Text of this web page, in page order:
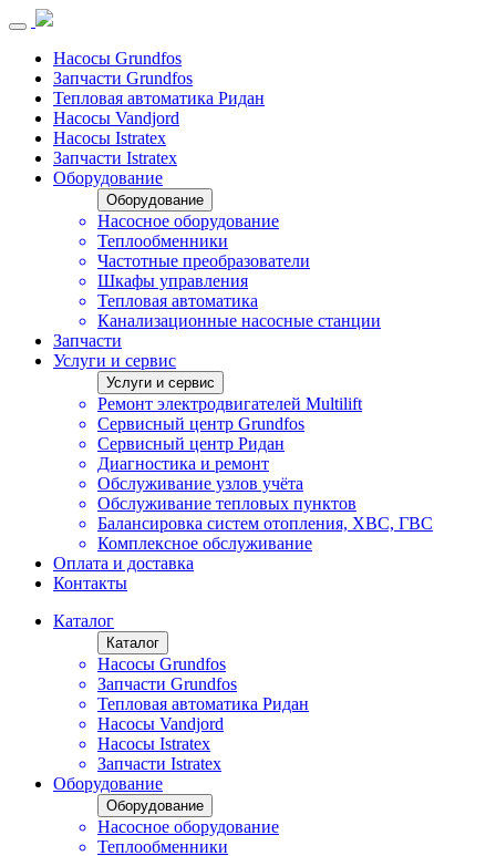
Насосы Grundfos
Запчасти Grundfos
Тепловая автоматика Ридан
Насосы Vandjord
Насосы Istratex
Запчасти Istratex
Оборудование
Оборудование
Насосное оборудование
Теплообменники
Частотные преобразователи
Шкафы управления
Тепловая автоматика
Канализационные насосные станции
Запчасти
Услуги и сервис
Услуги и сервис
Ремонт электродвигателей Multilift
Сервисный центр Grundfos
Сервисный центр Ридан
Диагностика и ремонт
Обслуживание узлов учёта
Обслуживание тепловых пунктов
Балансировка систем отопления, ХВС, ГВС
Комплексное обслуживание
Оплата и доставка
Контакты
Каталог
Каталог
Насосы Grundfos
Запчасти Grundfos
Тепловая автоматика Ридан
Насосы Vandjord
Насосы Istratex
Запчасти Istratex
Оборудование
Оборудование
Насосное оборудование
Теплообменники